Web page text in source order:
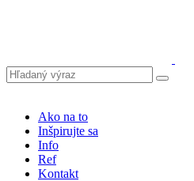
Ako na to
Inšpirujte sa
Info
Ref
Kontakt